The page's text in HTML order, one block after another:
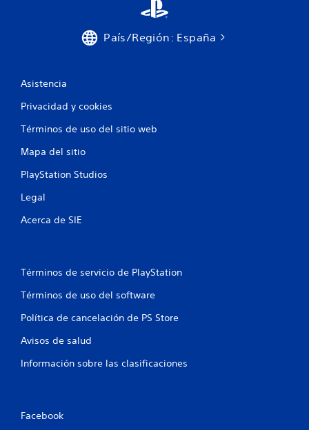
País/Región: España
Asistencia
Privacidad y cookies
Términos de uso del sitio web
Mapa del sitio
PlayStation Studios
Legal
Acerca de SIE
Términos de servicio de PlayStation
Términos de uso del software
Política de cancelación de PS Store
Avisos de salud
Información sobre las clasificaciones
Facebook